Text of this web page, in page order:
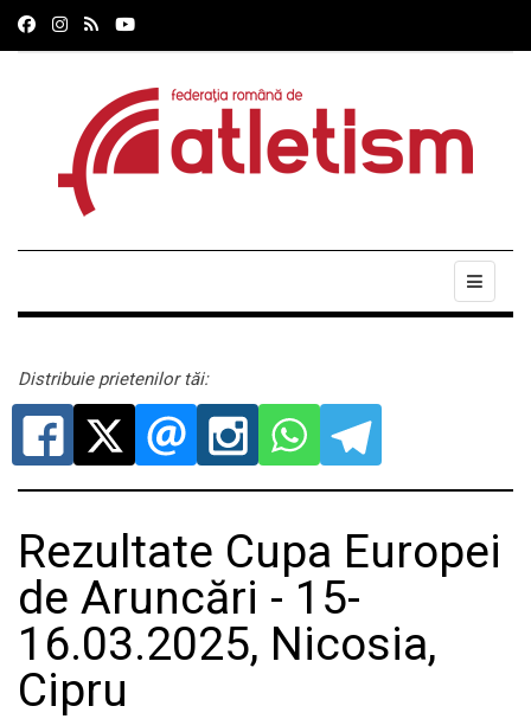
Distribuie prietenilor tăi:
Rezultate Cupa Europei
de Aruncări - 15-
16.03.2025, Nicosia,
Cipru